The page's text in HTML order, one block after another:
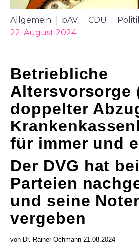
Allgemein bAV CDU
22. August 2024
Betriebliche
Altersvorsorge
doppelter
K
für immer und
Der DVG hat
Parteien
und seine
vergeben
von Dr. Rainer Ochmann 21.08.2024